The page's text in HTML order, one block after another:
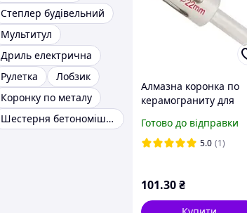
Степлер будівельний
Мультитул
Дриль електрична
Рулетка
Лобзик
Коронку по металу
Шестерня бетономішалки
Алмазна коронка по
керамограниту для
1541221
Готово до відправки
5.0 (1)
101.30₴